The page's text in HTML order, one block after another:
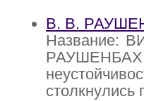
В. В.
Название:
РАУШЕНБАХ
столкнулись